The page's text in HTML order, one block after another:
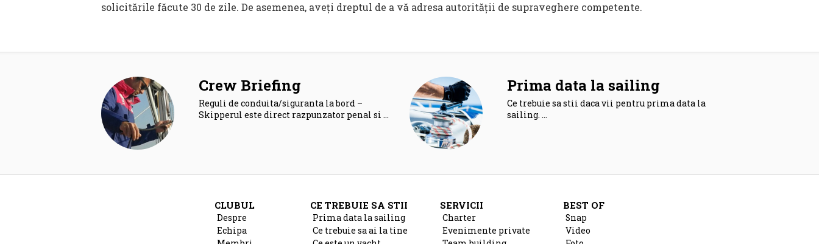
solicitările făcute 30 de zile. De asemenea, aveți dreptul de a vă adresa autorității de supraveghere competente.
Crew Briefing
Reguli de conduita/siguranta la bord –
Skipperul este direct razpunzator penal si …
Prima data la sailing
Ce trebuie sa stii daca vii pentru prima data la
sailing. …
CLUBUL
Despre
Echipa
CE TREBUIE SA STII
Prima data la sailing
Ce trebuie sa ai la tine
SERVICII
Charter
Evenimente private
BEST OF
Snap
Video